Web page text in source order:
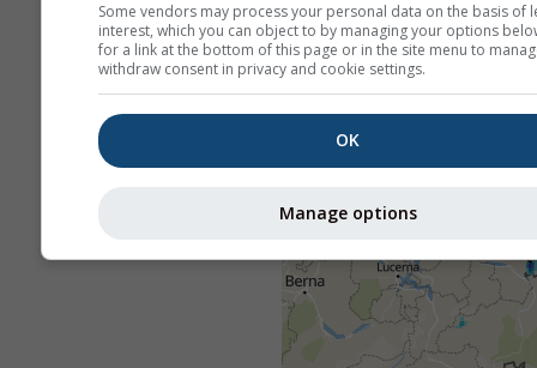
Some vendors may process your personal data on the basis of
interest, which you can object to by managing your options
for a link at the bottom of this page or in the site menu to
withdraw consent in privacy and cookie settings.
OK
Manage options